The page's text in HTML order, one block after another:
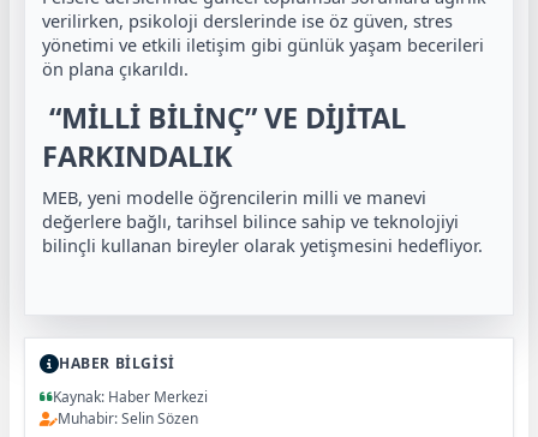
verilirken, psikoloji derslerinde ise öz güven, stres
yönetimi ve etkili iletişim gibi günlük yaşam becerileri
ön plana çıkarıldı.
“MİLLİ BİLİNÇ” VE DİJİTAL
FARKINDALIK
MEB, yeni modelle öğrencilerin milli ve manevi
değerlere bağlı, tarihsel bilince sahip ve teknolojiyi
bilinçli kullanan bireyler olarak yetişmesini hedefliyor.
HABER BİLGİSİ
Kaynak: Haber Merkezi
Muhabir: Selin Sözen